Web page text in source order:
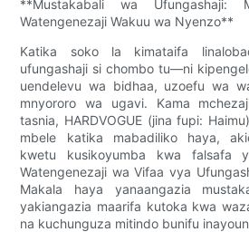
**Mustakabali wa Ufungashaji:
Watengenezaji Wakuu wa Nyenzo**
Katika soko la kimataifa
ufungashaji si chombo tu—ni
uendelevu wa bidhaa, uzoefu wa
mnyororo wa ugavi. Kama
tasnia, HARDVOGUE (jina fupi:
mbele katika mabadiliko haya,
kwetu kusikoyumba kwa falsafa
Watengenezaji wa Vifaa vya
Makala haya yanaangazia
yakiangazia maarifa kutoka kwa
na kuchunguza mitindo bunifu